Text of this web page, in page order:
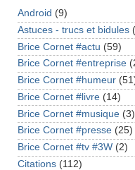
Android (9)
Astuces - trucs et bidules
Brice Cornet #actu (59)
Brice Cornet #entreprise
Brice Cornet #humeur
Brice Cornet #livre (14)
Brice Cornet #musique (3)
Brice Cornet #presse (25)
Brice Cornet #tv #3W (2)
Citations (112)